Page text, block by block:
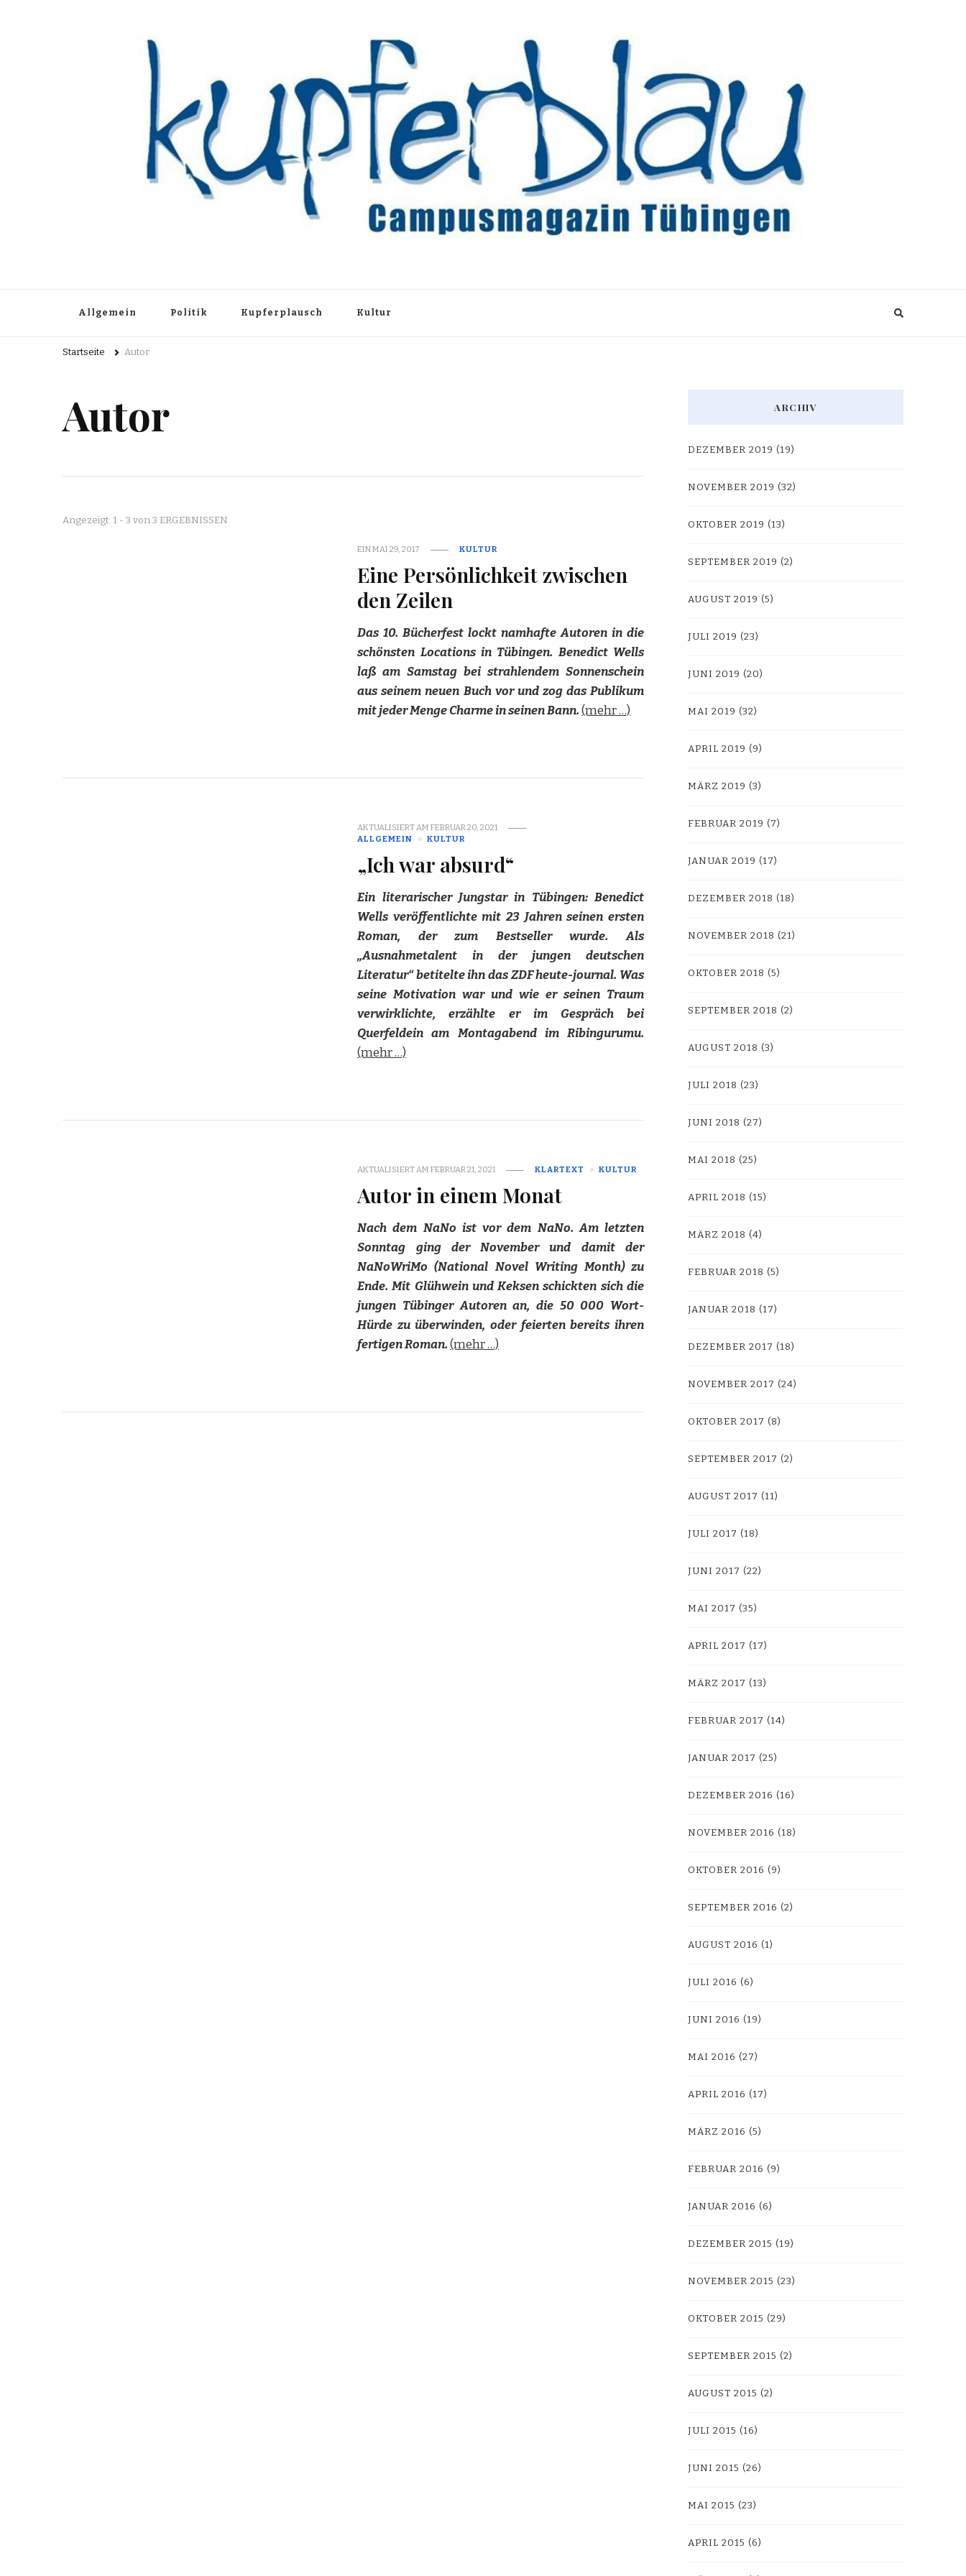
Kupferblau Archiv
Allgemein Politik Kupferplausch Kultur
Startseite Autor
Autor
Angezeigt: 1 - 3 von 3 ERGEBNISSEN
EINMAI 29, 2017 KULTUR
Eine Persönlichkeit zwischen
den Zeilen
Das 10. Bücherfest lockt namhafte Autoren in die
schönsten Locations in Tübingen. Benedict Wells
laß am Samstag bei strahlendem Sonnenschein
aus seinem neuen Buch vor und zog das Publikum
mit jeder Menge Charme in seinen Bann. (mehr …)
AKTUALISIERT AMFEBRUAR 20, 2021
ALLGEMEIN
KULTUR
„Ich war absurd“
Ein literarischer Jungstar in Tübingen: Benedict
Wells veröffentlichte mit 23 Jahren seinen ersten
Roman, der zum Bestseller wurde. Als
„Ausnahmetalent in der jungen deutschen
Literatur“ betitelte ihn das ZDF heute-journal. Was
seine Motivation war und wie er seinen Traum
verwirklichte, erzählte er im Gespräch bei
Querfeldein am Montagabend im Ribingurumu.
(mehr …)
AKTUALISIERT AMFEBRUAR 21, 2021 KLARTEXT KULTUR
Autor in einem Monat
Nach dem NaNo ist vor dem NaNo. Am letzten
Sonntag ging der November und damit der
NaNoWriMo (National Novel Writing Month) zu
Ende. Mit Glühwein und Keksen schickten sich die
jungen Tübinger Autoren an, die 50 000 Wort-
Hürde zu überwinden, oder feierten bereits ihren
fertigen Roman. (mehr …)
ARCHIV
DEZEMBER 2019 (19)
NOVEMBER 2019 (32)
OKTOBER 2019 (13)
SEPTEMBER 2019 (2)
AUGUST 2019 (5)
JULI 2019 (23)
JUNI 2019 (20)
MAI 2019 (32)
APRIL 2019 (9)
MÄRZ 2019 (3)
FEBRUAR 2019 (7)
JANUAR 2019 (17)
DEZEMBER 2018 (18)
NOVEMBER 2018 (21)
OKTOBER 2018 (5)
SEPTEMBER 2018 (2)
AUGUST 2018 (3)
JULI 2018 (23)
JUNI 2018 (27)
MAI 2018 (25)
APRIL 2018 (15)
MÄRZ 2018 (4)
FEBRUAR 2018 (5)
JANUAR 2018 (17)
DEZEMBER 2017 (18)
NOVEMBER 2017 (24)
OKTOBER 2017 (8)
SEPTEMBER 2017 (2)
AUGUST 2017 (11)
JULI 2017 (18)
JUNI 2017 (22)
MAI 2017 (35)
APRIL 2017 (17)
MÄRZ 2017 (13)
FEBRUAR 2017 (14)
JANUAR 2017 (25)
DEZEMBER 2016 (16)
NOVEMBER 2016 (18)
OKTOBER 2016 (9)
SEPTEMBER 2016 (2)
AUGUST 2016 (1)
JULI 2016 (6)
JUNI 2016 (19)
MAI 2016 (27)
APRIL 2016 (17)
MÄRZ 2016 (5)
FEBRUAR 2016 (9)
JANUAR 2016 (6)
DEZEMBER 2015 (19)
NOVEMBER 2015 (23)
OKTOBER 2015 (29)
SEPTEMBER 2015 (2)
AUGUST 2015 (2)
JULI 2015 (16)
JUNI 2015 (26)
MAI 2015 (23)
APRIL 2015 (6)